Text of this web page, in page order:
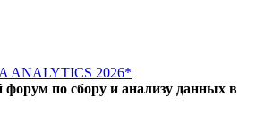
ANALYTICS 2026*
форум по сбору и анализу данных в